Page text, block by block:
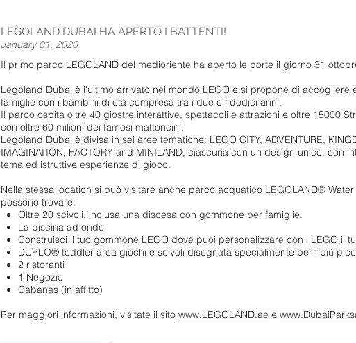
LEGOLAND DUBAI HA APERTO I BATTENTI!
January 01, 2020
Il primo parco LEGOLAND del medioriente ha aperto le porte il giorno 31
Legoland Dubai è l'ultimo arrivato nel mondo LEGO e si propone di accogliere
famiglie con i bambini di età compresa tra i due e i dodici anni.
Il parco ospita oltre 40 giostre interattive, spettacoli e attrazioni e oltre 15000
con oltre 60 milioni dei famosi mattoncini.
Legoland Dubai è divisa in sei aree tematiche: LEGO CITY, ADVENTURE,
IMAGINATION, FACTORY and MINILAND, ciascuna con un design unico, con
tema ed istruttive esperienze di gioco.
Nella stessa location si può visitare anche parco acquatico LEGOLAND®
possono trovare:
Oltre 20 scivoli, inclusa una discesa con gommone per famiglie.
La piscina ad onde
Construisci il tuo gommone LEGO dove puoi personalizzare con i LEGO il
DUPLO® toddler area giochi e scivoli disegnata specialmente per i più
2 ristoranti
1 Negozio
Cabanas (in affitto)
Per maggiori informazioni, visitate il sito www.LEGOLAND.ae e